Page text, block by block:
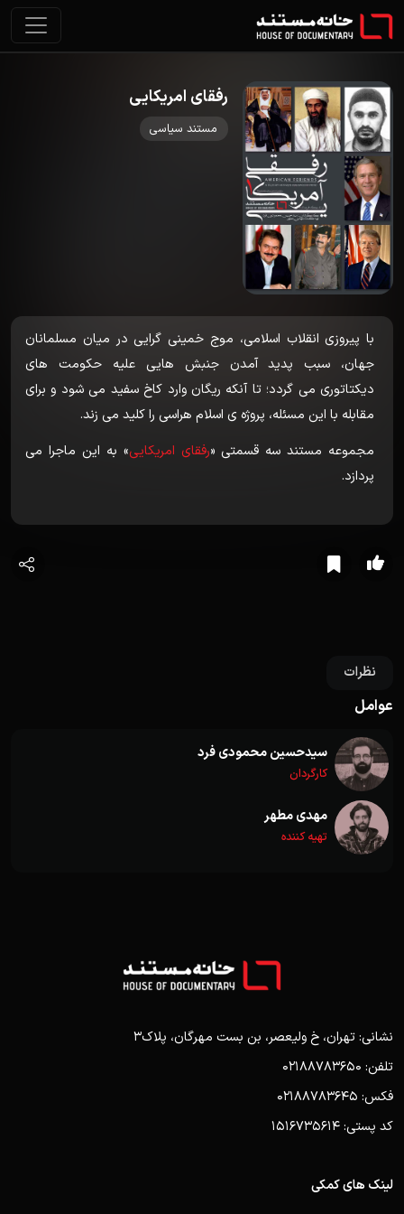
رفقای امریکایی
مستند سیاسی
با پیروزی انقلاب اسلامی، موج خمینی گرایی در میان مسلمانان
جهان، سبب پدید آمدن جنبش هایی علیه حکومت های
دیکتاتوری می گردد؛ تا آنکه ریگان وارد کاخ سفید می شود و برای
مقابله با این مسئله، پروژه ی اسلام هراسی را کلید می زند.
مجموعه مستند سه قسمتی «رفقای امریکایی» به این ماجرا می
پردازد.
نظرات
عوامل
سیدحسین محمودی فرد
کارگردان
مهدی مطهر
تهیه کننده
نشانی: تهران، خ ولیعصر، بن بست مهرگان، پلاک3
تلفن: 02188783650
فکس: 02188783645
کد پستی: 1516735614
لینک های کمکی